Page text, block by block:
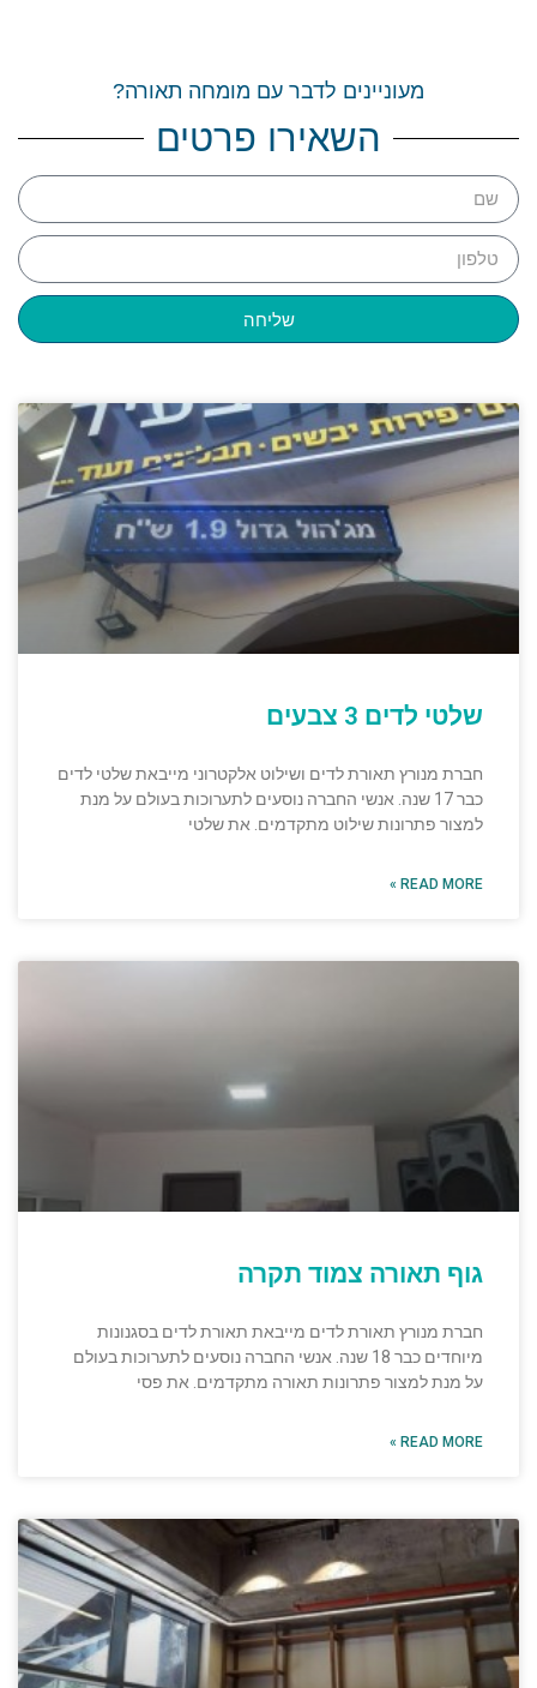
מעוניינים לדבר עם מומחה תאורה?
השאירו פרטים
שליחה
שלטי לדים 3 צבעים
חברת מנורץ תאורת לדים ושילוט אלקטרוני מייבאת שלטי לדים
כבר 17 שנה. אנשי החברה נוסעים לתערוכות בעולם על מנת
למצור פתרונות שילוט מתקדמים. את שלטי
READ MORE »
גוף תאורה צמוד תקרה
חברת מנורץ תאורת לדים מייבאת תאורת לדים בסגנונות
מיוחדים כבר 18 שנה. אנשי החברה נוסעים לתערוכות בעולם
על מנת למצור פתרונות תאורה מתקדמים. את פסי
READ MORE »